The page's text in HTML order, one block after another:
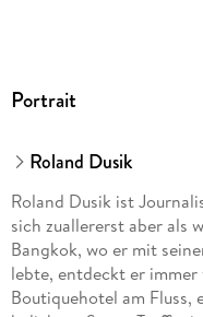
Portrait
Roland Dusik
Roland Dusik ist
sich zuallererst aber als
Bangkok, wo er mit
lebte, entdeckt er immer
Boutiquehotel am Fluss,